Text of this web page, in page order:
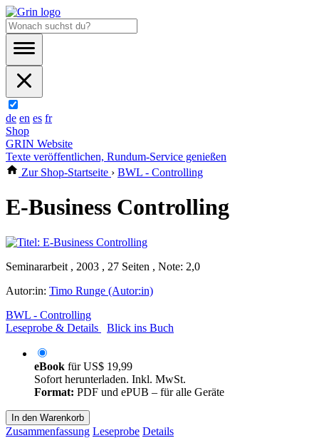
de en es fr
Shop
GRIN Website
Texte veröffentlichen, Rundum-Service genießen
Zur Shop-Startseite › BWL - Controlling
E-Business Controlling
Seminararbeit , 2003 , 27 Seiten , Note: 2,0
Autor:in: Timo Runge (Autor:in)
BWL - Controlling
Leseprobe & Details
Blick ins Buch
eBook fürUS$ 19,99
Sofort herunterladen. Inkl. MwSt.
Format: PDF und ePUB – für alle Geräte
In den Warenkorb
Zusammenfassung Leseprobe Details